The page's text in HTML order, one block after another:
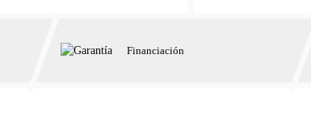
Financiación